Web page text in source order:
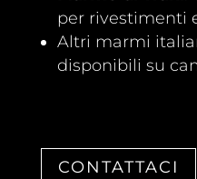
per rivestimenti
Altri marmi
disponibili su
CONTATTACI